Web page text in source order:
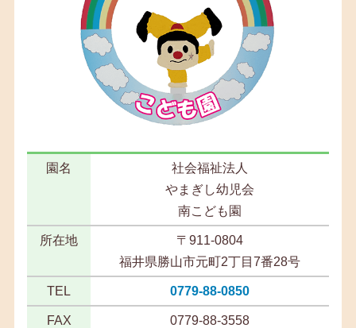
園名
社会福祉法人
やまぎし幼児会
南こども園
所在地
〒911-0804
福井県勝山市元町2丁目7番28号
TEL 0779-88-0850
FAX 0779-88-3558